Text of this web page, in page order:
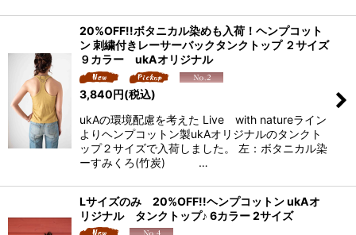
20%OFF!!ボタニカル染めも入荷！ヘンプコット
ン 刺繍付きレーサーバックタンクトップ ２サイズ
９カラー ukAオリジナル
3,840円(税込)
ukAの環境配慮を考えた Live with natureライン
よりヘンプコットン製ukAオリジナルのタンクト
ップ２サイズで入荷しました。 左：ボタニカル染
ーすみくろ(竹炭) …
Lサイズのみ 20%OFF!!ヘンプコットン ukAオ
リジナル タンクトップ♪ 6カラー 2サイズ